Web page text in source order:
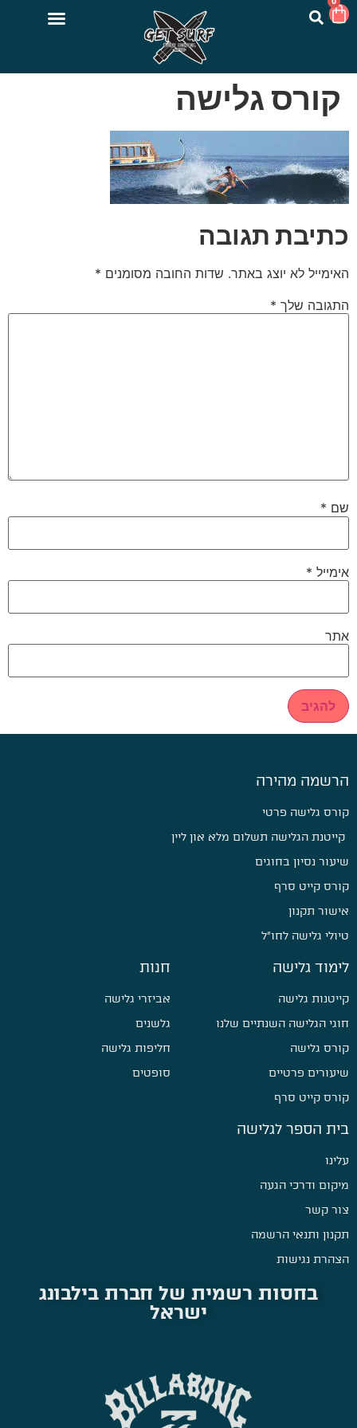
קורס גלישה
כתיבת תגובה
האימייל לא יוצג באתר. שדות החובה מסומנים *
התגובה שלך *
שם *
אימייל *
אתר
הרשמה מהירה
קורס גלישה פרטי
קייטנת הגלישה תשלום מלא און ליין
שיעור נסיון בחוגים
קורס קייט סרף
אישור תקנון
טיולי גלישה לחו״ל
לימוד גלישה
קייטנות גלישה
חוגי הגלישה השנתיים שלנו
קורס גלישה
שיעורים פרטיים
קורס קייט סרף
חנות
אביזרי גלישה
גלשנים
חליפות גלישה
סופטים
בית הספר לגלישה
עלינו
מיקום ודרכי הגעה
צור קשר
תקנון ותנאי הרשמה
הצהרת נגישות
בחסות רשמית של חברת בילבונג
ישראל